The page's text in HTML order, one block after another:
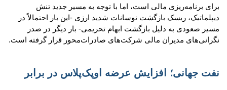
برای برنامه‌ریزی مالی است، اما با توجه به مسیر جدید تنش
دیپلماتیک، ریسک بازگشت نوسانات شدید ارزی -این بار احتمالاً در
مسیر صعودی به دلیل بازگشت ابهام تحریمی- بار دیگر در صدر
نگرانی‌های مدیران مالی شرکت‌های صادرات‌محور قرار گرفته است.
نفت جهانی؛ افزایش عرضه اوپک‌پلاس در برابر